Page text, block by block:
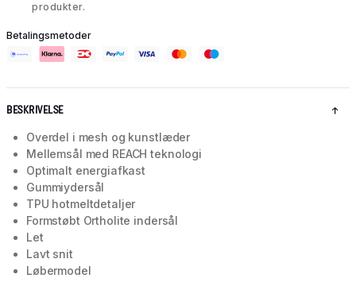
produkter.
Betalingsmetoder
BESKRIVELSE
Overdel i mesh og kunstlæder
Mellemsål med REACH teknologi
Optimalt energiafkast
Gummiydersål
TPU hotmeltdetaljer
Formstøbt Ortholite indersål
Let
Lavt snit
Løbermodel